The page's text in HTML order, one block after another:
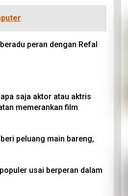
peran dengan Refal
saja aktor atau aktris
memerankan film
peluang main bareng,
usai berperan dalam